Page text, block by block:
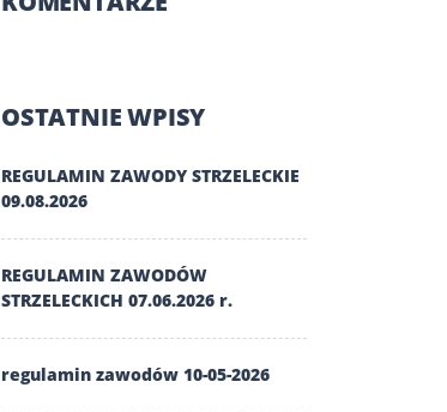
OSTATNIE WPISY
REGULAMIN ZAWODY STRZELECKIE
09.08.2026
REGULAMIN ZAWODÓW
STRZELECKICH 07.06.2026 r.
regulamin zawodów 10-05-2026